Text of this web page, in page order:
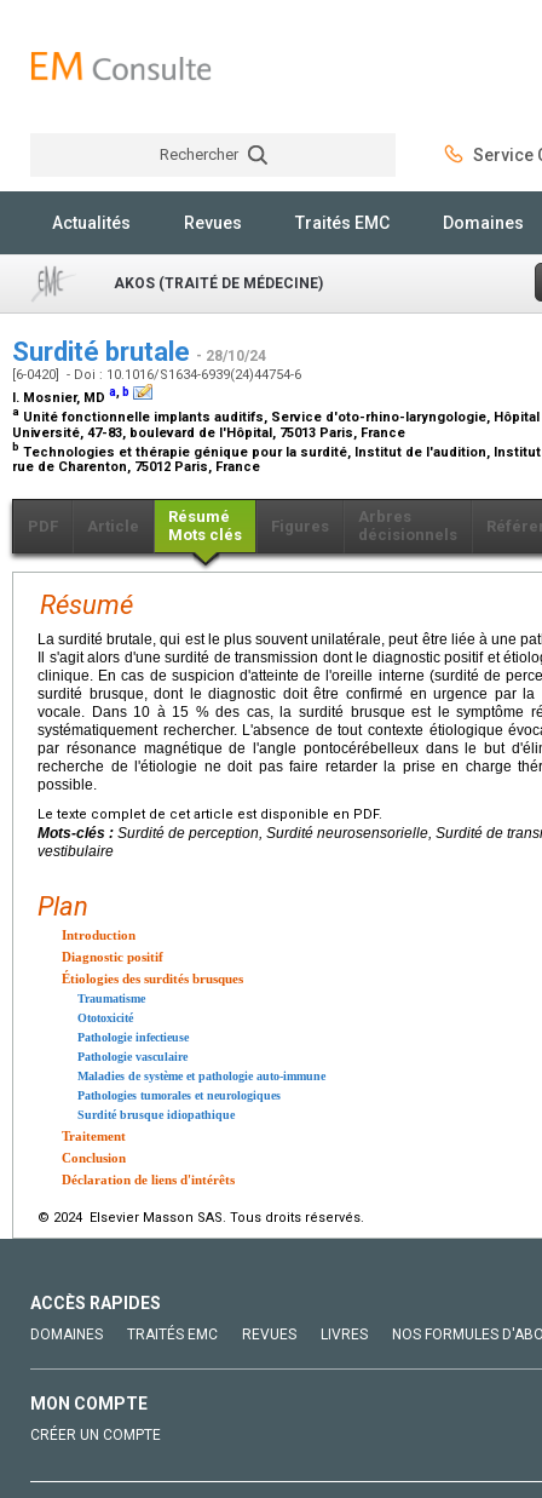
Rechercher Service
Actualités Revues Traités EMC Domaines
AKOS (TRAITÉ DE MÉDECINE)
Surdité brutale - 28/10/24
[6-0420] - Doi : 10.1016/S1634-6939(24)44754-6
I. Mosnier, MD a, b
a Unité fonctionnelle implants auditifs, Service d'oto-rhino-laryngologie,
Université, 47-83, boulevard de l'Hôpital, 75013 Paris, France
b Technologies et thérapie génique pour la surdité, Institut de l'audition,
rue de Charenton, 75012 Paris, France
PDF Article
Résumé
Mots clés
Figures
Arbres
décisionnels
Résumé
La surdité brutale, qui est le plus souvent unilatérale, peut être liée à une
Il s'agit alors d'une surdité de transmission dont le diagnostic positif et
clinique. En cas de suspicion d'atteinte de l'oreille interne (surdité de
surdité brusque, dont le diagnostic doit être confirmé en urgence par
vocale. Dans 10 à 15 % des cas, la surdité brusque est le symptôme
systématiquement rechercher. L'absence de tout contexte étiologique
par résonance magnétique de l'angle pontocérébelleux dans le but
recherche de l'étiologie ne doit pas faire retarder la prise en charge
possible.
Le texte complet de cet article est disponible en PDF.
Mots-clés : Surdité de perception, Surdité neurosensorielle, Surdité de
vestibulaire
Plan
Introduction
Diagnostic positif
Étiologies des surdités brusques
Traumatisme
Ototoxicité
Pathologie infectieuse
Pathologie vasculaire
Maladies de système et pathologie auto-immune
Pathologies tumorales et neurologiques
Surdité brusque idiopathique
Traitement
Conclusion
Déclaration de liens d'intérêts
© 2024 Elsevier Masson SAS. Tous droits réservés.
ACCÈS RAPIDES
DOMAINES TRAITÉS EMC REVUES LIVRES NOS FORMULES
MON COMPTE
CRÉER UN COMPTE